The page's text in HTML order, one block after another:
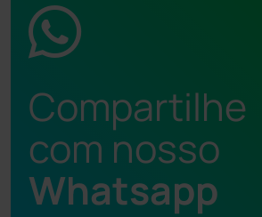
Compartilhe
com nosso
Whatsapp